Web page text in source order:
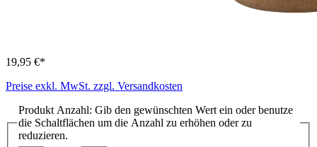
19,95 €*
Preise exkl. MwSt. zzgl. Versandkosten
Produkt Anzahl: Gib den gewünschten Wert ein oder benutze
die Schaltflächen um die Anzahl zu erhöhen oder zu
reduzieren.